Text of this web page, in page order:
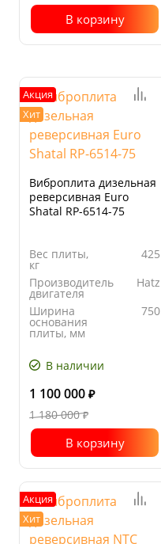
В корзину
Акция
Хит
Виброплита дизельная
реверсивная Euro
Shatal RP-6514-75
Вес плиты,
кг
425
Производитель
двигателя
Hatz
Ширина
основания
плиты, мм
750
основания
плиты, мм
В наличии
1 100 000 ₽
1 180 000₽
В корзину
Акция
Хит